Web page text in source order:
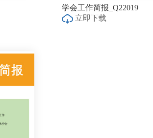
学会工作简报_Q22019
立即下载